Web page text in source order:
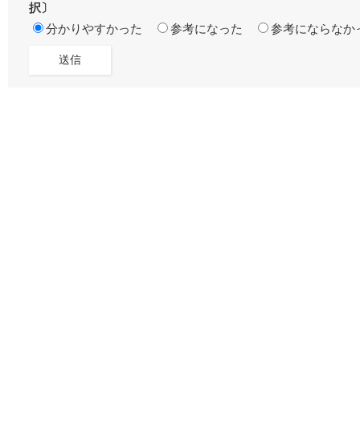
択〕
分かりやすかった
参考になった 参考にならなか